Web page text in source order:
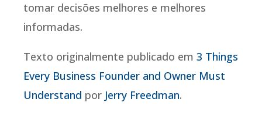
tomar decisões melhores e melhores
informadas.
Texto originalmente publicado em 3 Things
Every Business Founder and Owner Must
Understand por Jerry Freedman.